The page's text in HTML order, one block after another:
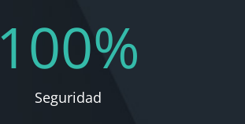
100%
Seguridad